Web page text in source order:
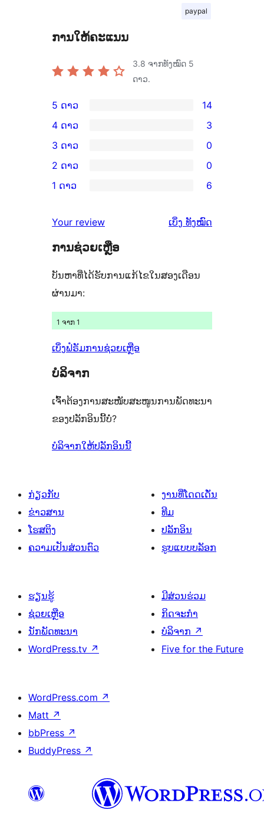
paypal
ການໃຫ້ຄະແນນ
3.8 ຈາກທັງໝົດ 5
ດາວ.
ການ
ວິຈານ
5
ດາວ
ຈຳນວນ
ລາຍການ
5 ດາວ 14
ວິຈານ
4
ດາວ
3
ລາຍການ
4 ດາວ 3
ການ
ວິຈານ
3
ຈຳນວນ
0
3 ດາວ 0
ວິຈານ
ດາວ
ຈຳນວນ
ລາຍການ
2 ດາວ 0
1
ດາວ
6
ລາຍການ
1 ດາວ 6
Your review ເບິ່ງ ຄຳ
ທັງໝົດ
ການຊ່ວຍເຫຼືອ
ບັນຫາທີ່ໄດ້ຮັບການແກ້ໄຂໃນສອງເດືອນ
ຜ່ານມາ:
1 ຈາກ 1
ເບິ່ງຟໍຣັມການຊ່ວຍເຫຼືອ
ບໍລິຈາກ
ເຈົ້າຕ້ອງການສະໜັບສະໜູນການພັດທະນາ
ຂອງປລັກອິນນີ້ບໍ່?
ບໍລິຈາກໃຫ້ປລັກອິນນີ້
ກ່ຽວກັບ
ຂ່າວສານ
ໂຮສຕິງ
ຄວາມເປັນສ່ວນຕົວ
ງານທີ່ໂດດເດັ່ນ
ທີມ
ປລັກອິນ
ຮູບແບບບລັອກ
ຮຽນຮູ້
ຊ່ວຍເຫຼືອ
ນັກພັດທະນາ
WordPress.tv ↗
ມີສ່ວນຮ່ວມ
ກິດຈະກຳ
ບໍລິຈາກ ↗
Five for the Future
WordPress.com ↗
Matt ↗
bbPress ↗
BuddyPress ↗